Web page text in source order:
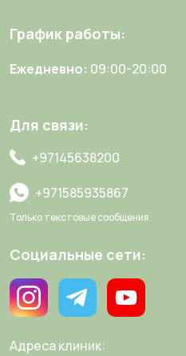
График работы:
Ежедневно: 09:00-20:00
Для связи:
+97145638200
+971585935867
Только текстовые сообщения
Социальные сети:
Адреса клиник: